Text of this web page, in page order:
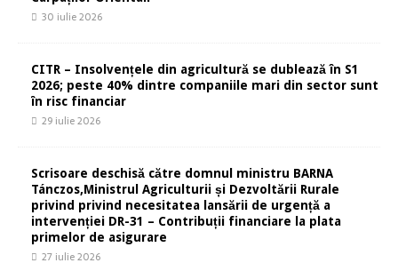
30 iulie 2026
CITR – Insolvențele din agricultură se dublează în S1
2026; peste 40% dintre companiile mari din sector sunt
în risc financiar
29 iulie 2026
Scrisoare deschisă către domnul ministru BARNA
Tánczos,Ministrul Agriculturii și Dezvoltării Rurale
privind privind necesitatea lansării de urgență a
intervenției DR-31 – Contribuții financiare la plata
primelor de asigurare
27 iulie 2026